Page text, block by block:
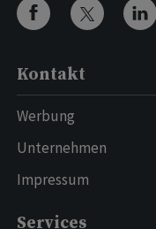
Kontakt
Werbung
Unternehmen
Impressum
Services